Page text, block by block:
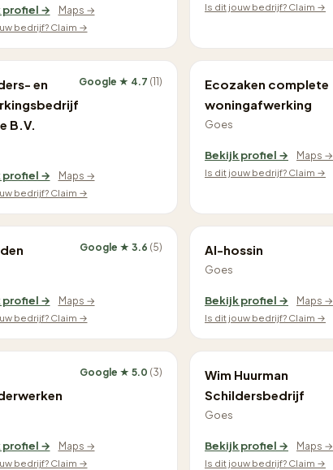
profiel →
Maps →
bedrijf? Claim →
Is dit jouw bedrijf? Claim →
en
B.V.
Google ★ 4.7 (11)
profiel →
Maps →
bedrijf? Claim →
Ecozaken complete
woningafwerking
Goes
Bekijk profiel →
Maps →
Is dit jouw bedrijf? Claim →
Google ★ 3.6 (5)
profiel →
Maps →
bedrijf? Claim →
Al-hossin
Goes
Bekijk profiel →
Maps →
Is dit jouw bedrijf? Claim →
Google ★ 5.0 (3)
profiel →
Maps →
bedrijf? Claim →
Wim Huurman
Schildersbedrijf
Goes
Bekijk profiel →
Maps →
Is dit jouw bedrijf? Claim →